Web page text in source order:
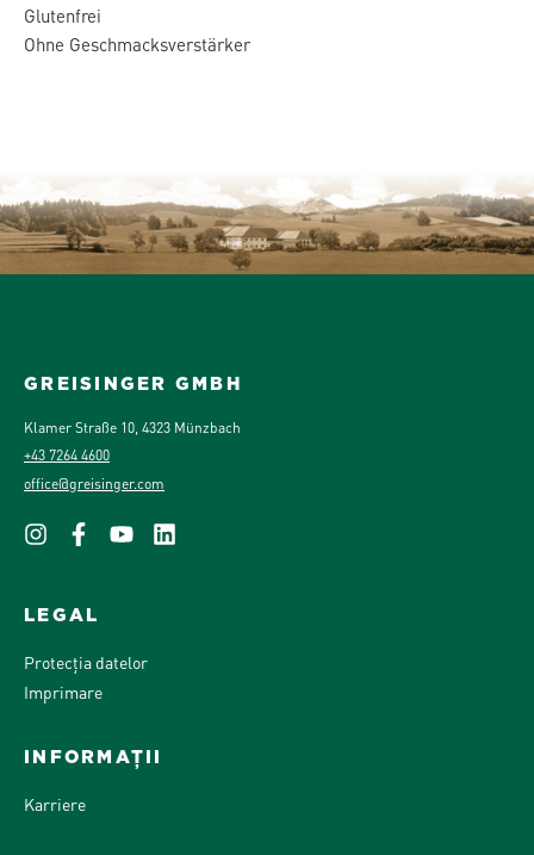
Glutenfrei
Ohne Geschmacksverstärker
GREISINGER GMBH
Klamer Straße 10, 4323 Münzbach
+43 7264 4600
office@greisinger.com
LEGAL
Protecția datelor
Imprimare
INFORMAȚII
Karriere